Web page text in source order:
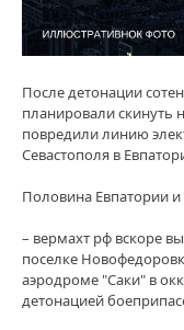
После детонации
планировали скинуть
повредили линию
Севастополя в
Половина Евпатории и
– вермахт рф вскоре
поселке
аэродроме "Саки" в
детонацией